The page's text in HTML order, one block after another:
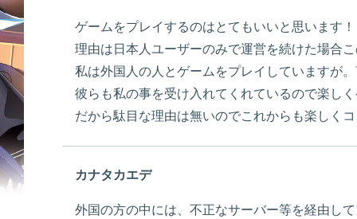
ゲームをプレイするのはとてもいいと思います！
理由は日本人ユーザーのみで運営を続けた場合
私は外国人の人とゲームをプレイしていますが
彼らも私の事を受け入れてくれているので楽し
だから駄目な理由は無いのでこれからも楽しく
カナタカエデ
外国の方の中には、不正なサーバー等を経由し